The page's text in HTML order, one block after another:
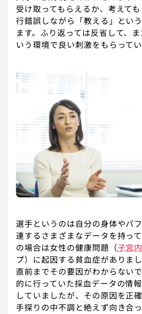
受け取ってもらえるか、考えて
行錯誤しながら「教える」とい
ます。ふり返っては反省して、
いう環境で良い刺激をもらってい
選手というのは自分の身体やパ
連するさまざまなデータを持っ
の場合は女性の健康問題（子宮
プ）に起因する貧血症がありま
直前までその要因がわからない
的に行っていた採血データの情
していましたが、その原因を正
手探りの中不調と絶えず向き合っ